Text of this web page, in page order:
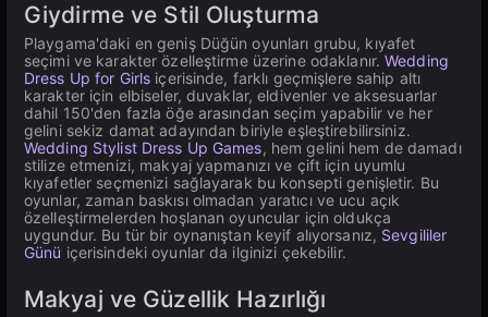
Giydirme ve Stil Oluşturma
Playgama'daki en geniş Düğün oyunları grubu, kıyafet
seçimi ve karakter özelleştirme üzerine odaklanır.Wedding
Dress Up for Girls içerisinde, farklı geçmişlere sahip altı
karakter için elbiseler, duvaklar, eldivenler ve aksesuarlar
dahil 150'den fazla öğe arasından seçim yapabilir ve her
gelini sekiz damat adayından biriyle eşleştirebilirsiniz.
Wedding Stylist Dress Up Games, hem gelini hem de damadı
stilize etmenizi, makyaj yapmanızı ve çift için uyumlu
kıyafetler seçmenizi sağlayarak bu konsepti genişletir. Bu
oyunlar, zaman baskısı olmadan yaratıcı ve ucu açık
özelleştirmelerden hoşlanan oyuncular için oldukça
uygundur. Bu tür bir oynanıştan keyif alıyorsanız, Sevgililer
Günü içerisindeki oyunlar da ilginizi çekebilir.
Makyaj ve Güzellik Hazırlığı